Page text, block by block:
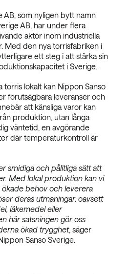
AB, som nyligen bytt namn
AB, har under flera
aktör inom industriella
Med den nya torrisfabriken i
ett steg i att stärka sin
i Sverige.
lokalt kan Nippon Sanso
förutsägbara leveranser och
att känsliga varor kan
produktion, utan långa
väntetid, en avgörande
där temperaturkontroll är
smidiga och pålitliga sätt att
Med lokal produktion kan vi
behov och leverera
deras utmaningar, oavsett
läkemedel eller
här satsningen gör oss
ökad trygghet, säger
Sanso Sverige.